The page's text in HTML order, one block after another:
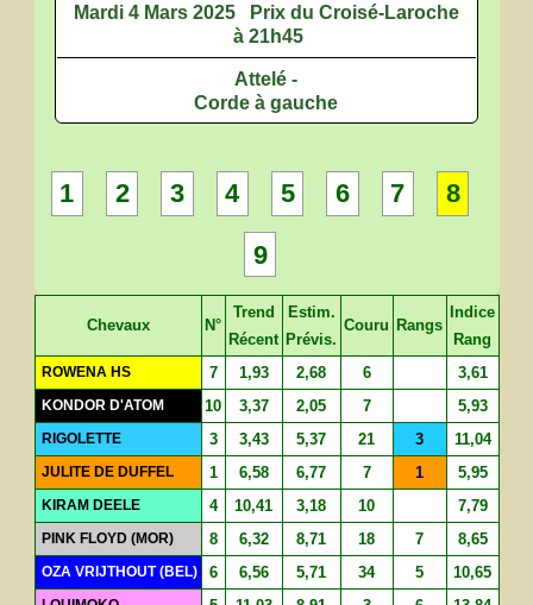
Mardi 4 Mars 2025
Prix du Croisé-Laroche
à 21h45
Attelé -
Corde à gauche
1 2 3 4 5 6 7 8
9
Chevaux N°
Trend
Récent
Estim.
Prévis.
Couru Rangs
Indice
Rang
ROWENA HS 7 1,93 2,68 6 3,61
KONDOR D'ATOM 10 3,37 2,05 7 5,93
RIGOLETTE 3 3,43 5,37 21 3 11,04
JULITE DE DUFFEL 1 6,58 6,77 7 1 5,95
KIRAM DEELE 4 10,41 3,18 10 7,79
PINK FLOYD (MOR) 8 6,32 8,71 18 7 8,65
OZA VRIJTHOUT (BEL) 6 6,56 5,71 34 5 10,65